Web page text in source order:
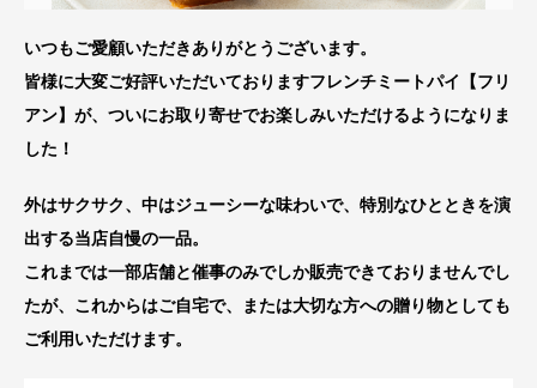
いつもご愛顧いただきありがとうございます。
皆様に大変ご好評いただいておりますフレンチミートパイ【フリ
アン】が、ついにお取り寄せでお楽しみいただけるようになりま
した！
外はサクサク、中はジューシーな味わいで、特別なひとときを演
出する当店自慢の一品。
これまでは一部店舗と催事のみでしか販売できておりませんでし
たが、これからはご自宅で、または大切な方への贈り物としても
ご利用いただけます。